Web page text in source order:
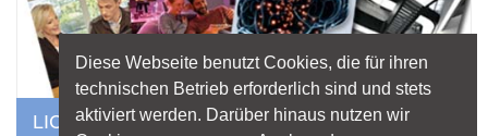
LICHT ALS LEKTÜRE
Diese Webseite benutzt Cookies, die für ihren
technischen Betrieb erforderlich sind und stets
aktiviert werden. Darüber hinaus nutzen wir